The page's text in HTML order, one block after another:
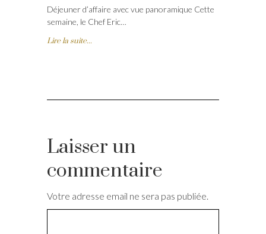
Déjeuner d’affaire avec vue panoramique Cette
semaine, le Chef Eric…
Lire la suite...
Laisser un
commentaire
Votre adresse email ne sera pas publiée.